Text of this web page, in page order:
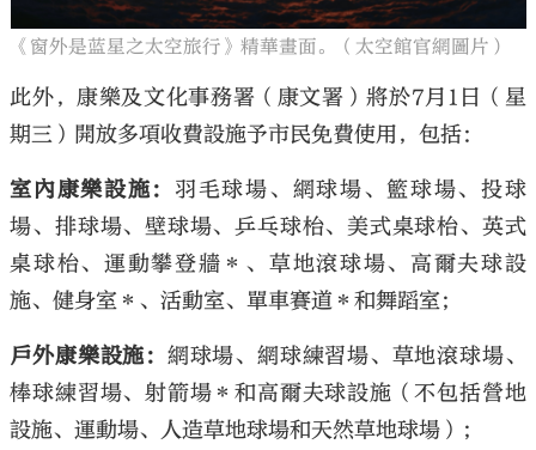
《窗外是蓝星之太空旅行》精華畫面。（太空館官網圖片）
此外，康樂及文化事務署（康文署）將於7月1日（星
期三）開放多項收費設施予市民免費使用，包括：
室內康樂設施： 羽毛球場、網球場、籃球場、投球
場、排球場、壁球場、乒乓球枱、美式桌球枱、英式
桌球枱、運動攀登牆＊、草地滾球場、高爾夫球設
施、健身室＊、活動室、單車賽道＊和舞蹈室；
戶外康樂設施： 網球場、網球練習場、草地滾球場、
棒球練習場、射箭場＊和高爾夫球設施（不包括營地
設施、運動場、人造草地球場和天然草地球場）；